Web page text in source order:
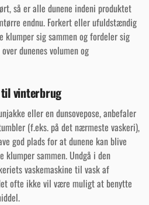
så er alle dunene indeni produktet
endnu. Forkert eller ufuldstændig
klumper sig sammen og fordeler sig
dunenes volumen og
vinterbrug
eller en dunsovepose, anbefaler
(f.eks. på det nærmeste vaskeri),
god plads for at dunene kan blive
sammen. Undgå i den
vaskemaskine til vask af
ofte ikke vil være muligt at benytte